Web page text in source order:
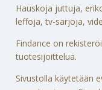
Hauskoja juttuja,
leffoja, tv-sarjoja,
Findance on
tuotesijoittelua.
Sivustolla käytetään